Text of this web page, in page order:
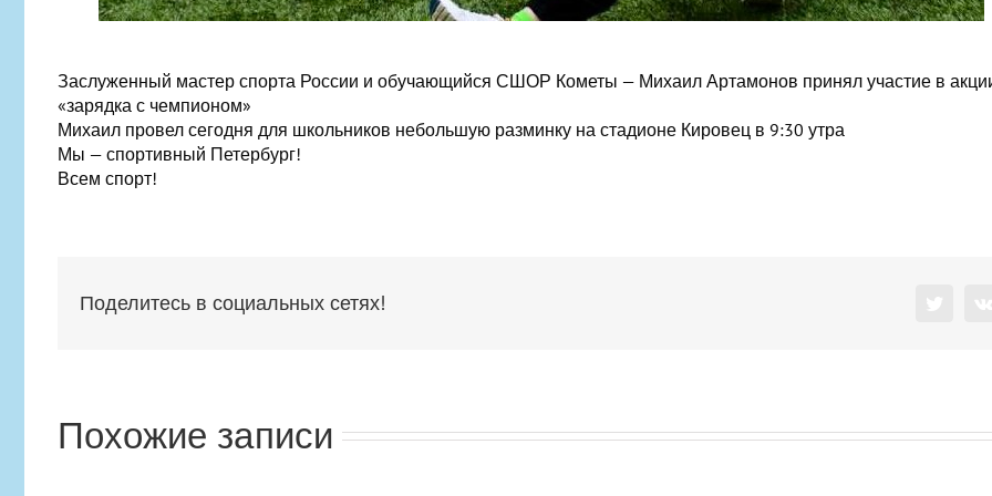
Заслуженный мастер спорта России и обучающийся СШОР Кометы — Михаил Артамонов принял участие в
«зарядка с чемпионом»
Михаил провел сегодня для школьников небольшую разминку на стадионе Кировец в 9:30 утра
Мы — спортивный Петербург!
Всем спорт!
Поделитесь в социальных сетях!
Похожие записи